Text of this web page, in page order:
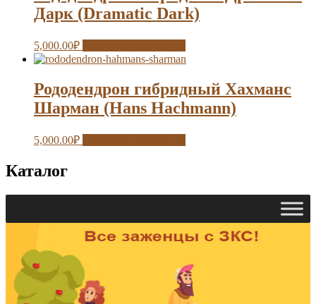
Дарк (Dramatic Dark)
5,000.00₽
Рододендрон гибридный Хахманс
Шарман (Hans Hachmann)
5,000.00₽
Каталог